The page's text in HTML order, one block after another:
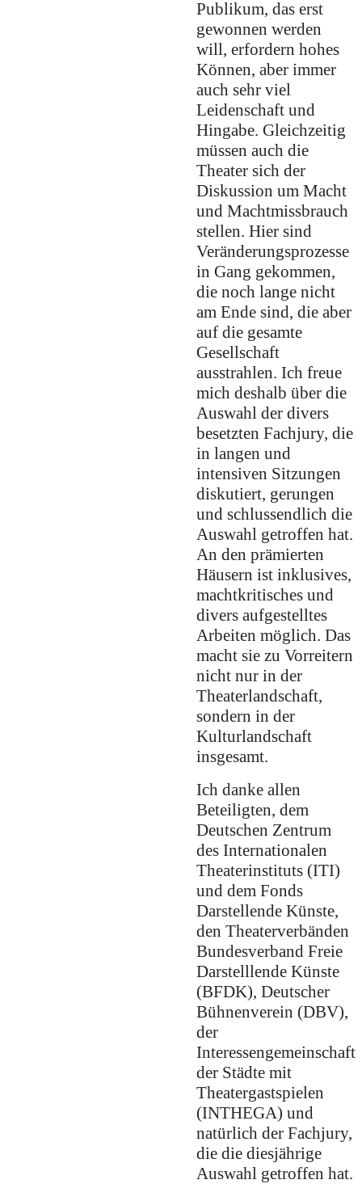
Publikum, das erst
gewonnen werden
will, erfordern hohes
Können, aber immer
auch sehr viel
Leidenschaft und
Hingabe. Gleichzeitig
müssen auch die
Theater sich der
Diskussion um Macht
und Machtmissbrauch
stellen. Hier sind
Veränderungsprozesse
in Gang gekommen,
die noch lange nicht
am Ende sind, die aber
auf die gesamte
Gesellschaft
ausstrahlen. Ich freue
mich deshalb über die
Auswahl der divers
besetzten Fachjury, die
in langen und
intensiven Sitzungen
diskutiert, gerungen
und schlussendlich die
Auswahl getroffen hat.
An den prämierten
Häusern ist inklusives,
machtkritisches und
divers aufgestelltes
Arbeiten möglich. Das
macht sie zu Vorreitern
nicht nur in der
Theaterlandschaft,
sondern in der
Kulturlandschaft
insgesamt.
Ich danke allen
Beteiligten, dem
Deutschen Zentrum
des Internationalen
Theaterinstituts (ITI)
und dem Fonds
Darstellende Künste,
den Theaterverbänden
Bundesverband Freie
Darstelllende Künste
(BFDK), Deutscher
Bühnenverein (DBV),
der
Interessengemeinschaft
der Städte mit
Theatergastspielen
(INTHEGA) und
natürlich der Fachjury,
die die diesjährige
Auswahl getroffen hat.